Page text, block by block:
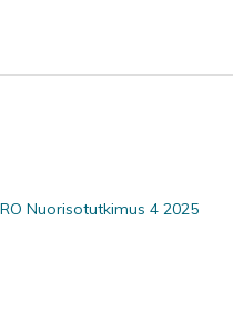
Nuorisotutkimus 4 2025